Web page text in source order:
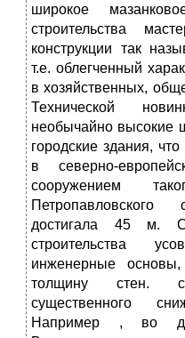
широкое
строительства
конструкции так
т.е. облегченный
в хозяйственных,
Технической
необычайно
городские здания,
в северно-
сооружением
достигала 45 м.
строительства
инженерные
толщину стен.
существенного
Например , во